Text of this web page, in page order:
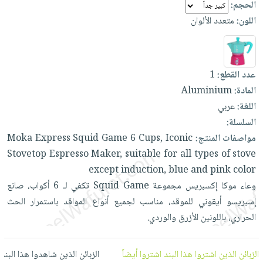
العناية
بالأسنان
الحمية
والتغذية
أدوات
المائدة
الأوعية
والتخزين
أدوات
المطبخ
الأكثر
مبيعاً
العودة
للمدارس
اكسسوارات
كتب
اكسسوارات
منزلية
اكسسوارات
ملابس
مطرزات
حقائب
حلي
عناية
بالذات
شحن
مجاني
بنود
مختارة
اشتراكات
كل
الاشتراكات
صندوق
القراءة
iKitab
بلا
حدود
بحث
متقدم
نيل
وفرات
عن
الشركة
سياسة
حسابك
لائحة
الأمنيات
الحجم:
اللون:متعدد الألوان
عدد القطع:1
المادة:Aluminium
اللغة:عربي
السلسلة:
مواصفات المنتج:
MokaExpress Squid Game 6 Cups,Iconic
Stovetop EspressoMaker, suitablefor alltypes ofstove
exceptinduction,blue andpinkcolor
وعاء موكاإكسبريس مجموعة Squid Game تكفي لـ 6 أكواب، صانع
إسبريسوأيقوني للموقد، مناسب لجميعأنواع المواقدباستمرار الحث
الحراري،باللونين الأزرق والوردي.
الزبائن الذين اشتروا هذا البند اشتروا أيضاً الزبائن الذين شاهدوا هذا